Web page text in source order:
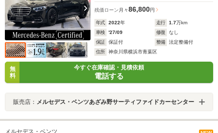
残価ローン 月々86,800円
年式 2022年 走行 1.7万km
車検
'27/09 修復
なし
保証
保証付 整備
法定整備付
住所
神奈川県横浜市青葉区
無
料
今すぐ在庫確認・見積依頼
電話する
販売店： メルセデス・ベンツあざみ野サーティファイドカーセンター